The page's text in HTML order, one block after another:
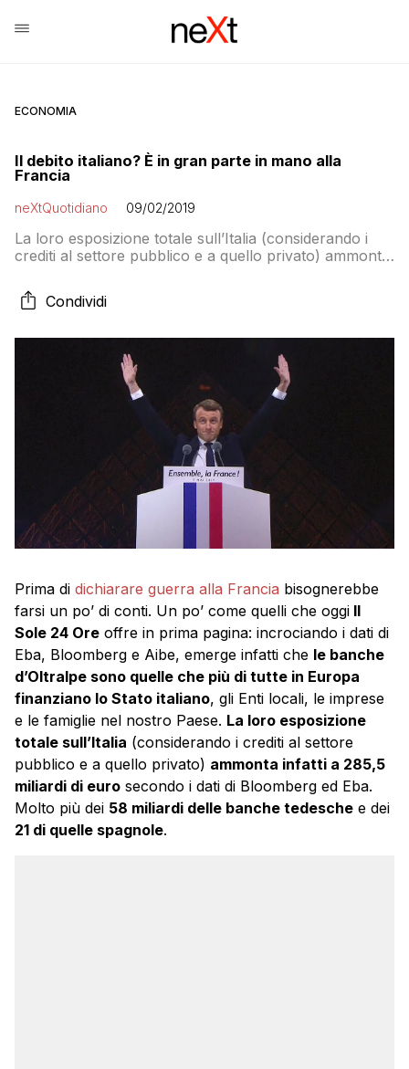
ECONOMIA
Il debito italiano? È in gran parte in mano alla
Francia
neXtQuotidiano 09/02/2019
La loro esposizione totale sull’Italia (considerando i
crediti al settore pubblico e a quello privato) ammonta
sostegno del nostro debito pubblico.
Buongiornissimoooo! Kafféééééééééééé?
Condividi
Prima di dichiarare guerra alla Francia bisognerebbe
farsi un po’ di conti. Un po’ come quelli che oggi Il
Sole 24 Ore offre in prima pagina: incrociando i dati di
Eba, Bloomberg e Aibe, emerge infatti che le banche
d’Oltralpe sono quelle che più di tutte in Europa
finanziano lo Stato italiano, gli Enti locali, le imprese
e le famiglie nel nostro Paese. La loro esposizione
totale sull’Italia (considerando i crediti al settore
pubblico e a quello privato) ammonta infatti a 285,5
miliardi di euro secondo i dati di Bloomberg ed Eba.
Molto più dei 58 miliardi delle banche tedesche e dei
21 di quelle spagnole.